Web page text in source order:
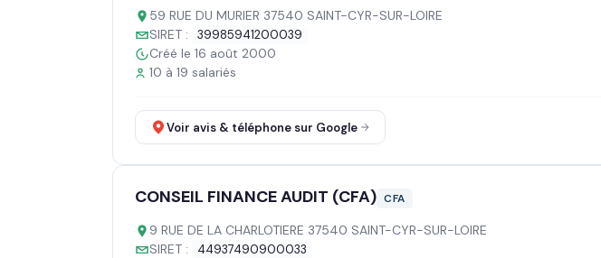
59 RUE DU MURIER 37540 SAINT-CYR-SUR-LOIRE
SIRET :
39985941200039
Créé le 16 août 2000
10 à 19 salariés
Voir avis & téléphone sur Google
CONSEIL FINANCE AUDIT (CFA) CFA
9 RUE DE LA CHARLOTIERE 37540 SAINT-CYR-SUR-LOIRE
SIRET :
44937490900033